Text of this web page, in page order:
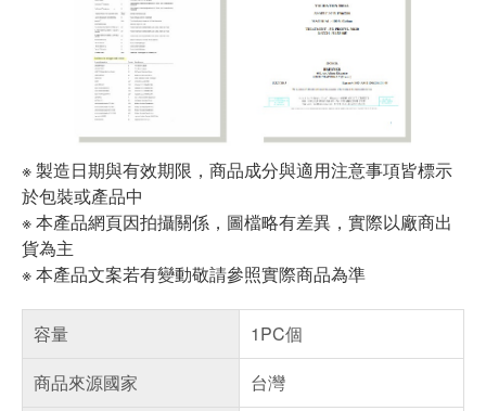
※ 製造日期與有效期限，商品成分與適用注意事項皆標示
於包裝或產品中
※ 本產品網頁因拍攝關係，圖檔略有差異，實際以廠商出
貨為主
※ 本產品文案若有變動敬請參照實際商品為準
容量
1PC個
商品來源國家
台灣